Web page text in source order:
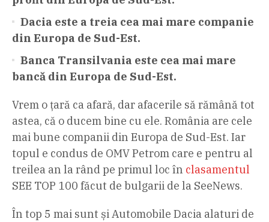
Dacia este a treia cea mai mare companie
din Europa de Sud-Est.
Banca Transilvania este cea mai mare
bancă din Europa de Sud-Est.
Vrem o țară ca afară, dar afacerile să rămână tot
astea, că o ducem bine cu ele. România are cele
mai bune companii din Europa de Sud-Est. Iar
topul e condus de OMV Petrom care e pentru al
treilea an la rând pe primul loc în clasamentul
SEE TOP 100 făcut de bulgarii de la SeeNews.
În top 5 mai sunt și Automobile Dacia alaturi de